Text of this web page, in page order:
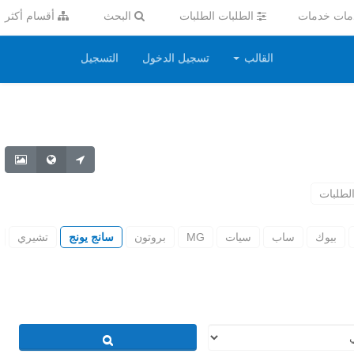
خدمات الطلبات الطلبات البحث أقسام أكثر
القالب تسجيل الدخول التسجيل
بيوك ساب سيات MG بروتون سانج يونج تشيري